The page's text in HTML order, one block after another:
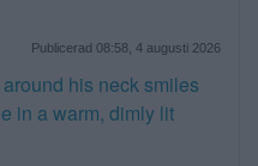
Publicerad 08:58, 4 augusti 2026